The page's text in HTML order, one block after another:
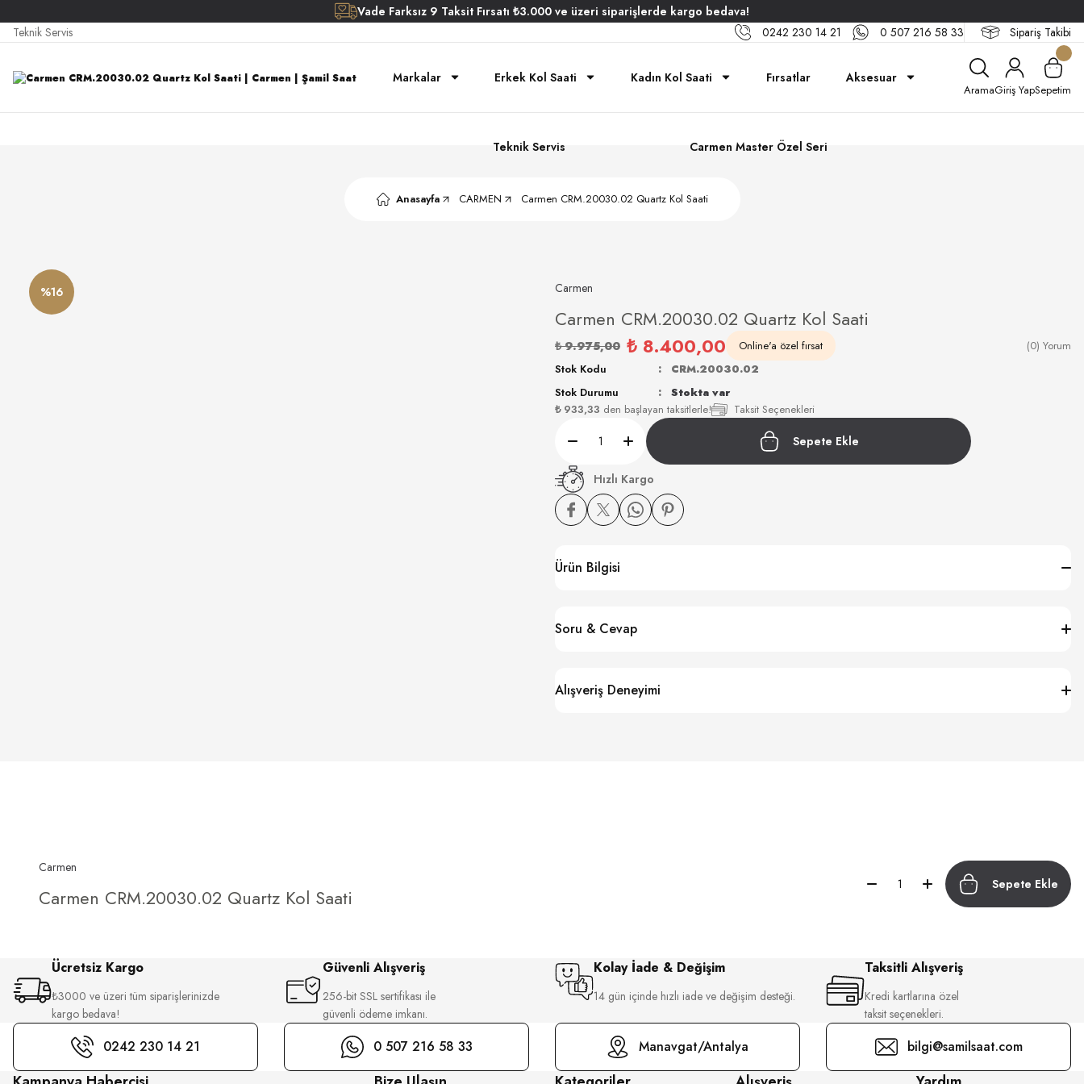
Vade Farksız 9 Taksit Fırsatı ₺3.000 ve üzeri siparişlerde kargo bedava!
Teknik Servis
0242 230 14 21 0 507 216 58 33 Sipariş Takibi
Markalar Erkek Kol Saati Kadın Kol Saati Fırsatlar Aksesuar
Teknik Servis Carmen Master Özel Seri
AramaGiriş YapSepetim
Anasayfa CARMEN Carmen CRM.20030.02 Quartz Kol Saati
%16 Carmen
Carmen CRM.20030.02 Quartz Kol Saati
₺ 9.975,00 ₺ 8.400,00 Online'a özel fırsat (0) Yorum
₺ 933,33 den başlayan taksitlerle! Taksit Seçenekleri
Stok Kodu
CRM.20030.02
Stok Durumu
Stokta var
Sepete Ekle
Hızlı Kargo
Ürün Bilgisi
Soru & Cevap
Alışveriş Deneyimi
Carmen
Carmen CRM.20030.02 Quartz Kol Saati
Sepete Ekle
Ücretsiz Kargo
₺3000 ve üzeri tüm siparişlerinizde
kargo bedava!
Güvenli Alışveriş
256-bit SSL sertifikası ile
güvenli ödeme imkanı.
Kolay İade & Değişim
14 gün içinde hızlı iade ve değişim desteği.
Taksitli Alışveriş
Kredi kartlarına özel
taksit seçenekleri.
0242 230 14 21 0 507 216 58 33 Manavgat/Antalya bilgi@samilsaat.com